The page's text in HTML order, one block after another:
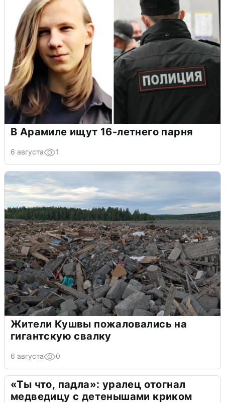
В Арамиле ищут 16-летнего парня
6 августа 1
Жители Кушвы пожаловались на
гигантскую свалку
6 августа 0
«Ты что, падла»: уралец отогнал
медведицу с детенышами криком